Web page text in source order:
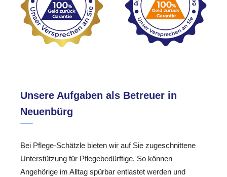
Unsere Aufgaben als Betreuer in
Neuenbürg
Bei Pflege-Schätzle bieten wir auf Sie zugeschnittene
Unterstützung für Pflegebedürftige. So können
Angehörige im Alltag spürbar entlastet werden und